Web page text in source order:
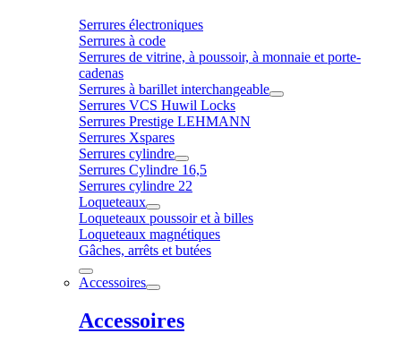
Serrures électroniques
Serrures à code
Serrures de vitrine, à poussoir, à monnaie et porte-
cadenas
Serrures à barillet interchangeable
Serrures VCS Huwil Locks
Serrures Prestige LEHMANN
Serrures Xspares
Serrures cylindre
Serrures Cylindre 16,5
Serrures cylindre 22
Loqueteaux
Loqueteaux poussoir et à billes
Loqueteaux magnétiques
Gâches, arrêts et butées
Accessoires
Accessoires